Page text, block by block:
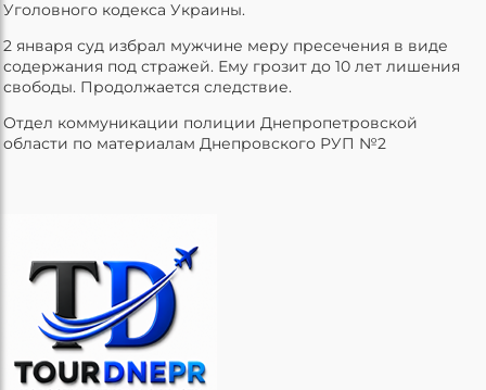
Уголовного кодекса Украины.
2 января суд избрал мужчине меру пресечения в виде
содержания под стражей. Ему грозит до 10 лет лишения
свободы. Продолжается следствие.
Отдел коммуникации полиции Днепропетровской
области по материалам Днепровского РУП №2